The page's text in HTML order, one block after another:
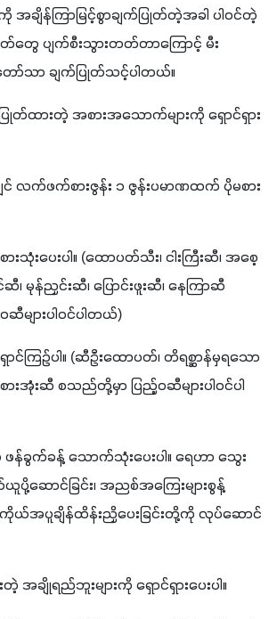
ျိန်ကြာမြင့်စွာချက်ပြုတ်တဲ့အခါ ပါဝင်တဲ့
တွေ ပျက်စီးသွားတတ်တာကြောင့် မီး
ာ်သာ ချက်ပြုတ်သင့်ပါတယ်။
ထားတဲ့ အစားအသောက်များကို ရှောင်ရှား
လက်ဖက်စားဇွန်း ၁ ဇွန်းပမာဏထက် ပိုမစား
းသုံးပေးပါ။ (ထောပတ်သီး၊ ငါးကြီးဆီ၊ အစေ့
၊ မုန်ညှင်းဆီ၊ ပြောင်းဖူးဆီ၊ နေကြာဆီ
များပါဝင်ပါတယ်)
ာင်ကြဉ်ပါ။ (ဆီဦးထောပတ်၊ တိရစ္ဆာန်မှရသော
ားအုံးဆီ စသည်တို့မှာ ပြည့်ဝဆီများပါဝင်ပါ
ဖန်ခွက်ခန့် သောက်သုံးပေးပါ။ ရေဟာ သွေး
ဆောင်ခြင်း၊ အညစ်အကြေးများစွန့်
ာကိုယ်အပူချိန်ထိန်းညှိပေးခြင်းတို့ကို လုပ်ဆောင်
တဲ့ အချိုရည်ဘူးများကို ရှောင်ရှားပေးပါ။